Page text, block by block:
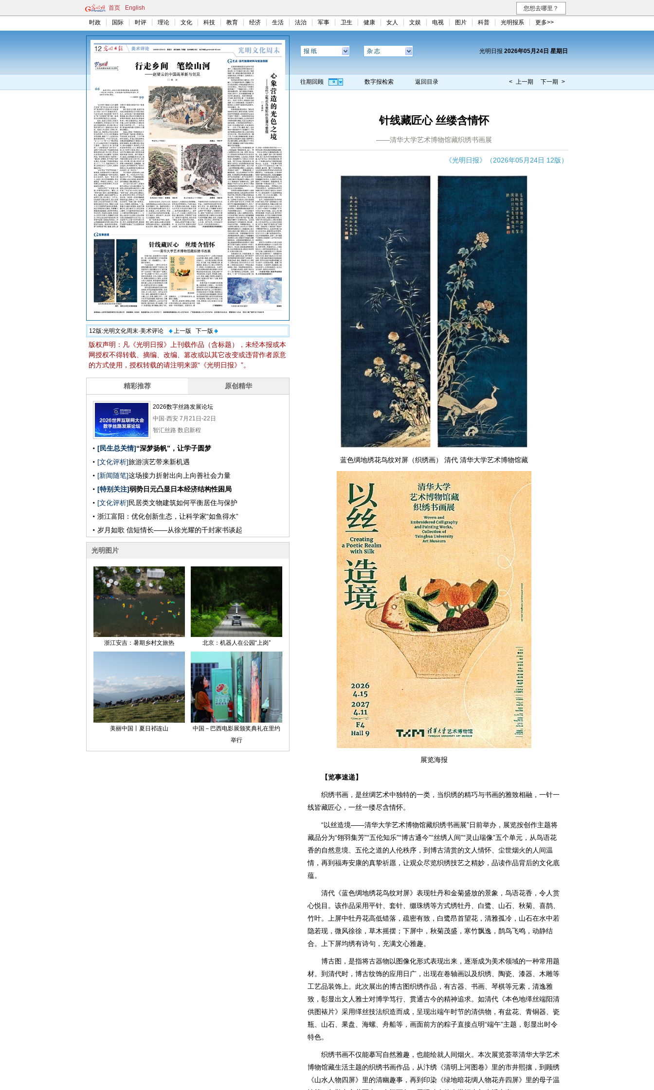
首页 English 您想去哪里？
时政 国际 时评 理论 文化 科技 教育 经济 生活 法治 军事 卫生 健康 女人 文娱 电视 图片 科普 光明报系 更多>>
12版:光明文化周末·美术评论 上一版 下一版
版权声明：凡《光明日报》上刊载作品（含标题），未经本报或本
网授权不得转载、摘编、改编、篡改或以其它改变或违背作者原意
的方式使用，授权转载的请注明来源“《光明日报》”。
报 纸 杂 志 光明日报 2026年05月24日 星期日
往期回顾 数字报检索 返回目录 < 上一期 下一期 >
针线藏匠心 丝缕含情怀
——清华大学艺术博物馆藏织绣书画展
《光明日报》（2026年05月24日 12版）
蓝色绸地绣花鸟纹对屏（织绣画） 清代 清华大学艺术博物馆藏
展览海报
【览事速递】
织绣书画，是丝绸艺术中独特的一类，当织绣的精巧与书画的雅致相融，一针一
线皆藏匠心，一丝一缕尽含情怀。
“以丝造境——清华大学艺术博物馆藏织绣书画展”日前举办，展览按创作主题将
藏品分为“翎羽集芳”“五伦知乐”“博古通今”“丝绣人间”“灵山瑞像”五个单元，从鸟语花
香的自然意境、五伦之道的人伦秩序，到博古清赏的文人情怀、尘世烟火的人间温
情，再到福寿安康的真挚祈愿，让观众尽览织绣技艺之精妙，品读作品背后的文化底
蕴。
清代《蓝色绸地绣花鸟纹对屏》表现牡丹和金菊盛放的景象，鸟语花香，令人赏
心悦目。该作品采用平针、套针、缀珠绣等方式绣牡丹、白鹭、山石、秋菊、喜鹊、
竹叶。上屏中牡丹花高低错落，疏密有致，白鹭昂首望花，清雅孤冷，山石在水中若
隐若现，微风徐徐，草木摇摆；下屏中，秋菊茂盛，寒竹飘逸，鹊鸟飞鸣，动静结
合。上下屏均绣有诗句，充满文心雅趣。
博古图，是指将古器物以图像化形式表现出来，逐渐成为美术领域的一种常用题
材。到清代时，博古纹饰的应用日广，出现在卷轴画以及织绣、陶瓷、漆器、木雕等
工艺品装饰上。此次展出的博古图织绣作品，有古器、书画、琴棋等元素，清逸雅
致，彰显出文人雅士对博学笃行、贯通古今的精神追求。如清代《本色地缂丝端阳清
供图裱片》采用缂丝技法织造而成，呈现出端午时节的清供物，有盆花、青铜器、瓷
瓶、山石、果盘、海螺、舟船等，画面前方的粽子直接点明“端午”主题，彰显出时令
特色。
织绣书画不仅能摹写自然雅趣，也能绘就人间烟火。本次展览荟萃清华大学艺术
博物馆藏生活主题的织绣书画作品，从汴绣《清明上河图卷》里的市井熙攘，到顾绣
《山水人物四屏》里的清幽趣事，再到印染《绿地暗花绸人物花卉四屏》里的母子温